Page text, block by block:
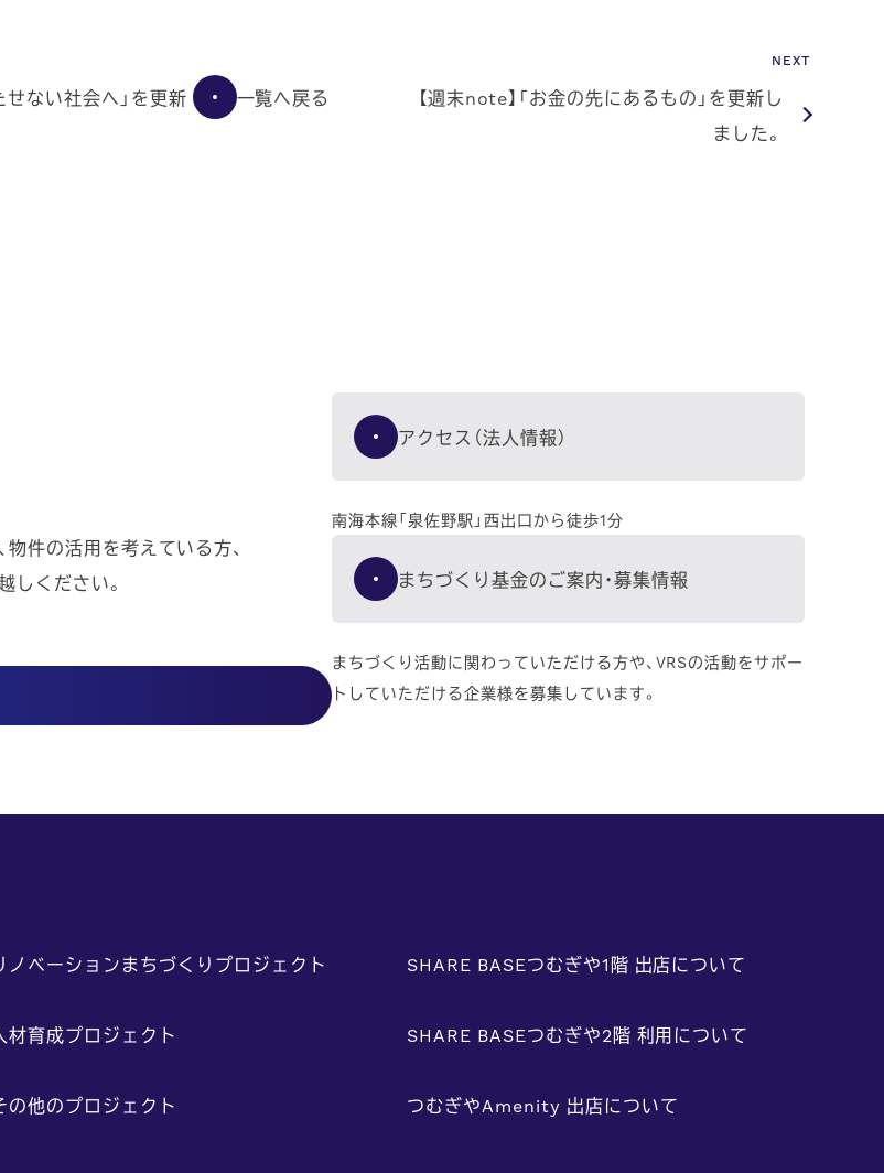
せない社会へ」を更新
NEXT
【週末note】「お金の先にあるもの」を更新し
ました。
一覧へ戻る
件の活用を考えている方、
しください。
アクセス（法人情報）
南海本線「泉佐野駅」西出口から徒歩1分
まちづくり基金のご案内・募集情報
まちづくり活動に関わっていただける方や、VRSの活動をサポー
トしていただける企業様を募集しています。
ノベーションまちづくりプロジェクト
材育成プロジェクト
の他のプロジェクト
SHARE BASEつむぎや1階 出店について
SHARE BASEつむぎや2階 利用について
つむぎやAmenity 出店について